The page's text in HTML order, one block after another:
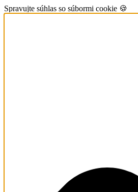
Spravujte súhlas so súbormi cookie 🍪